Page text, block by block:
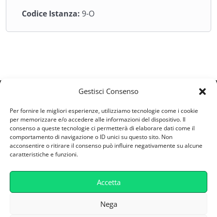
Gestisci Consenso
Per fornire le migliori esperienze, utilizziamo tecnologie come i cookie
per memorizzare e/o accedere alle informazioni del dispositivo. Il
consenso a queste tecnologie ci permetterà di elaborare dati come il
comportamento di navigazione o ID unici su questo sito. Non
acconsentire o ritirare il consenso può influire negativamente su alcune
caratteristiche e funzioni.
Accetta
Nega
contabili; competenze operative nell’utilizzo di
gestionali aziendali, strumenti di elaborazione dati e
sistemi di fatturazione elettronica, archiviazione
competenze nell’utilizzo di strumenti digitali per
l’analisi, il monitoraggio e la gestione delle informazioni
aziendali; maggiore autonomia operativa nella gestione
di attività amministrative e organizzative in ambienti
digitalizzazione quale leva strategica per il
miglioramento dell’efficienza, della qualità dei processi
Codice Istanza: 9-O
ESV S.R.L
Via Castellana 164/A - 30174 - Zelarino (VE)
Partita IVA: 04746800277
supporto@retefad.it
Cookie Policy
Caratteristiche Tecniche